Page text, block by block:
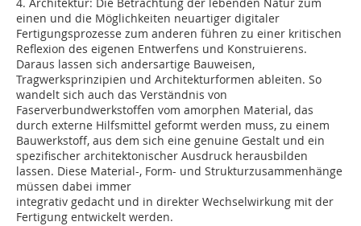
4. Architektur: Die Betrachtung der lebenden Natur zum
einen und die Möglichkeiten neuartiger digitaler
Fertigungsprozesse zum anderen führen zu einer kritischen
Reflexion des eigenen Entwerfens und Konstruierens.
Daraus lassen sich andersartige Bauweisen,
Tragwerksprinzipien und Architekturformen ableiten. So
wandelt sich auch das Verständnis von
Faserverbundwerkstoffen vom amorphen Material, das
durch externe Hilfsmittel geformt werden muss, zu einem
Bauwerkstoff, aus dem sich eine genuine Gestalt und ein
spezifischer architektonischer Ausdruck herausbilden
lassen. Diese Material-, Form- und Strukturzusammenhänge
müssen dabei immer
integrativ gedacht und in direkter Wechselwirkung mit der
Fertigung entwickelt werden.